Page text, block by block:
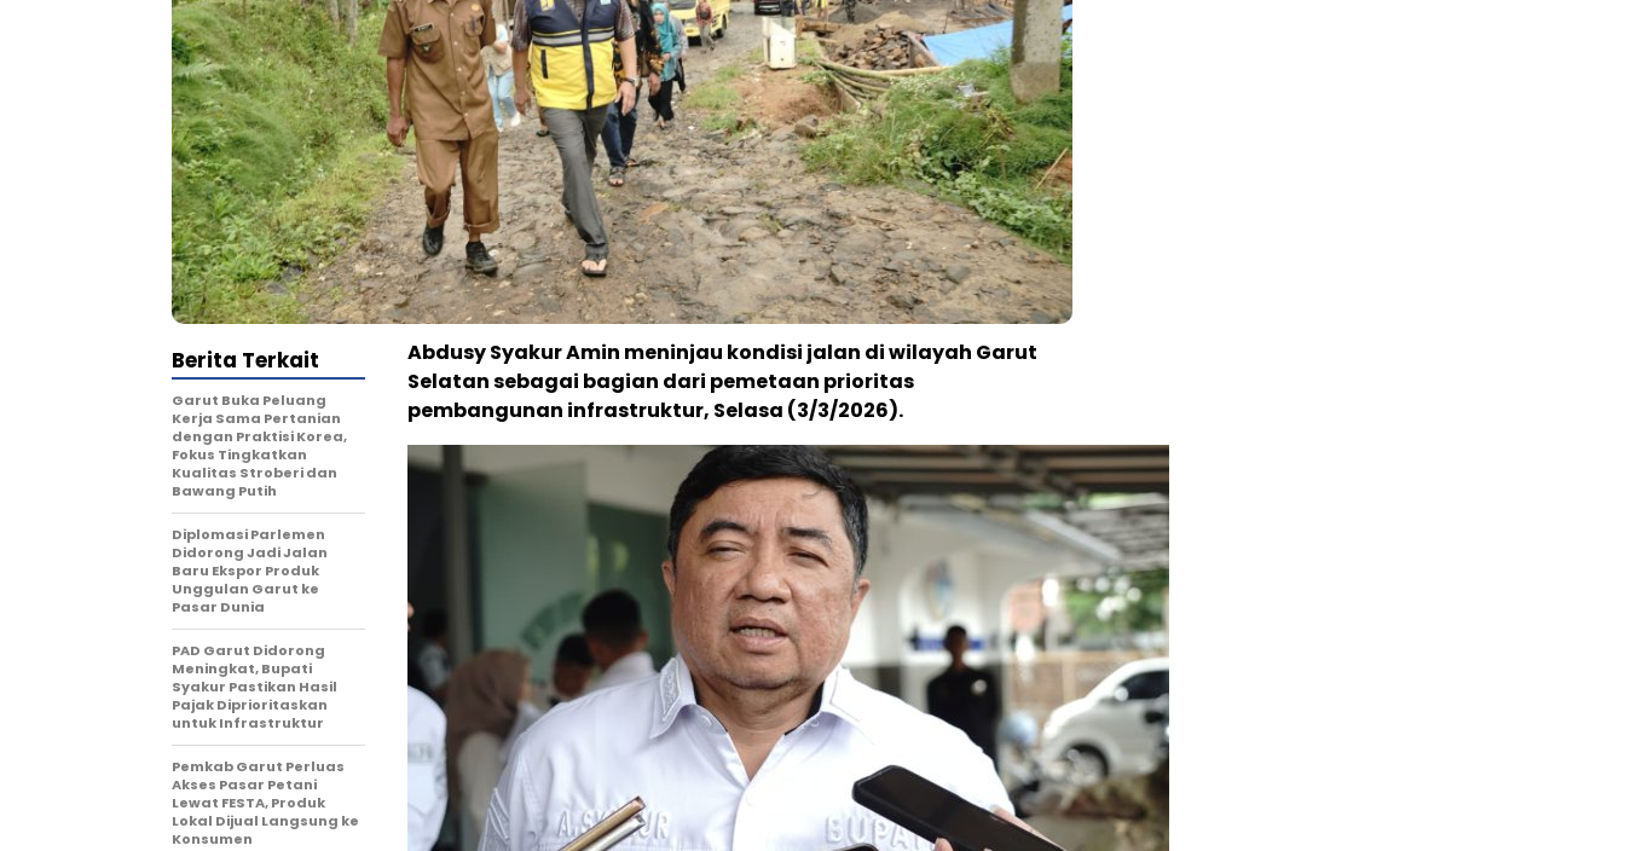
Abdusy Syakur Amin meninjau kondisi jalan di wilayah Garut
Selatan sebagai bagian dari pemetaan prioritas
pembangunan infrastruktur, Selasa (3/3/2026).
Berita Terkait
Garut Buka Peluang
Kerja Sama Pertanian
dengan Praktisi Korea,
Fokus Tingkatkan
Kualitas Stroberi dan
Bawang Putih
Diplomasi Parlemen
Didorong Jadi Jalan
Baru Ekspor Produk
Unggulan Garut ke
Pasar Dunia
PAD Garut Didorong
Meningkat, Bupati
Syakur Pastikan Hasil
Pajak Diprioritaskan
untuk Infrastruktur
Pemkab Garut Perluas
Akses Pasar Petani
Lewat FESTA, Produk
Lokal Dijual Langsung ke
Konsumen